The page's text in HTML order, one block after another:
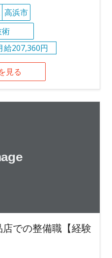
高浜市
術
給207,360円
見る
での整備職【経験